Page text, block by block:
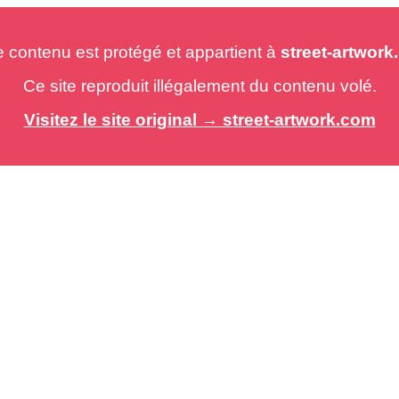
est protégé et appartient à street-
Ce site reproduit illégalement du contenu volé.
Visitez le site original → street-artwork.com